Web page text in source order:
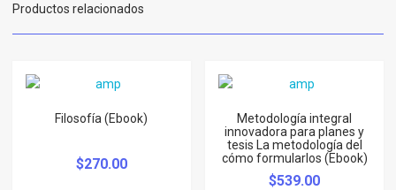
Productos relacionados
Filosofía (Ebook)
$270.00
Metodología integral
innovadora para planes y
tesis La metodología del
cómo formularlos (Ebook)
$539.00